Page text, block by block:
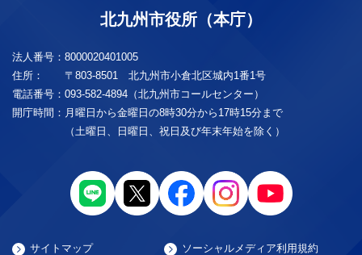
北九州市役所（本庁）
法人番号： 8000020401005
住所：
〒803-8501 北九州市小倉北区城内1番1号
電話番号： 093-582-4894（北九州市コールセンター）
開庁時間： 月曜日から金曜日の8時30分から17時15分まで
（土曜日、日曜日、祝日及び年末年始を除く）
サイトマップ ソーシャルメディア利用規約